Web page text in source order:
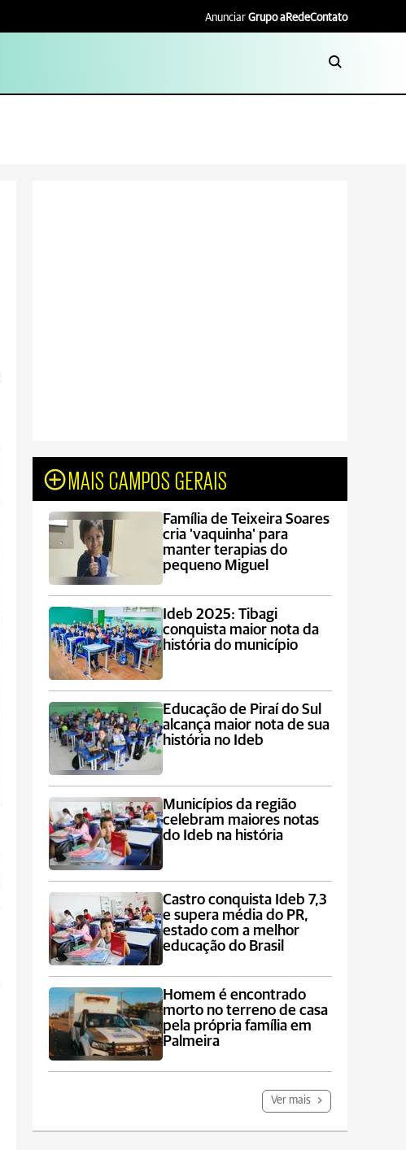
Anunciar Grupo aRedeContato
MAIS CAMPOS GERAIS
Família de Teixeira Soares
cria 'vaquinha' para
manter terapias do
pequeno Miguel
Ideb 2025: Tibagi
conquista maior nota da
história do município
Educação de Piraí do Sul
alcança maior nota de sua
história no Ideb
Municípios da região
celebram maiores notas
do Ideb na história
Castro conquista Ideb 7,3
e supera média do PR,
estado com a melhor
educação do Brasil
Homem é encontrado
morto no terreno de casa
pela própria família em
Palmeira
Ver mais